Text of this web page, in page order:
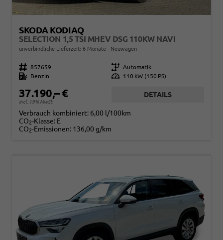
SKODA KODIAQ
SELECTION 1,5 TSI MHEV DSG 110KW NAVI
unverbindliche Lieferzeit: 6 Monate Neuwagen
Fahrzeugnr. 857659 Getriebe Automatik
Kraftstoff
Benzin Leistung 110 kW (150 PS)
37.190,– €
incl. 19% MwSt.
DETAILS
Verbrauch kombiniert: 6,00 l/100km
CO2-Klasse: E
CO2-Emissionen: 136,00 g/km